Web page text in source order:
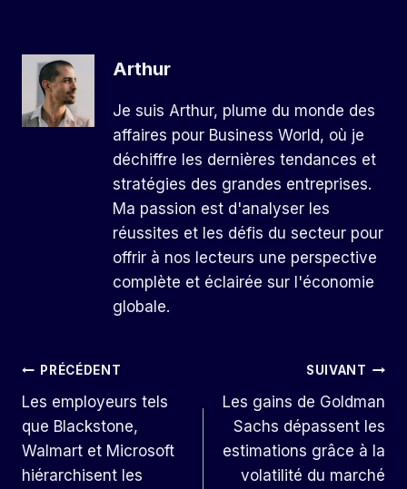
Arthur
Je suis Arthur, plume du monde des
affaires pour Business World, où je
déchiffre les dernières tendances et
stratégies des grandes entreprises.
Ma passion est d'analyser les
réussites et les défis du secteur pour
offrir à nos lecteurs une perspective
complète et éclairée sur l'économie
globale.
Navigation
De
L’article
PRÉCÉDENT
Les employeurs tels
que Blackstone,
Walmart et Microsoft
hiérarchisent les
SUIVANT
Les gains de Goldman
Sachs dépassent les
estimations grâce à la
volatilité du marché